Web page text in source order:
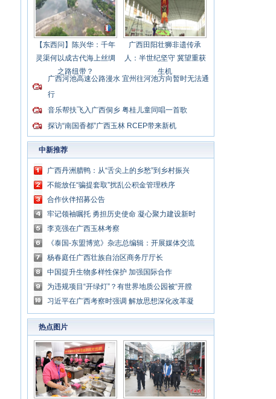
【东西问】陈兴华：千年
灵渠何以成古代海上丝绸
之路纽带？
广西田阳壮狮非遗传承
人：半世纪坚守 冀望重获
生机
广西河池高速公路漫水 宜州往河池方向暂时无法通
行
音乐帮扶飞入广西侗乡 粤桂儿童同唱一首歌
探访“南国香都”广西玉林 RCEP带来新机
中新推荐
广西丹洲腊鸭：从“舌尖上的乡愁”到乡村振兴
的“利器”
不能放任“骗提套取”扰乱公积金管理秩序
合作伙伴招募公告
牢记领袖嘱托 勇担历史使命 凝心聚力建设新时
代中国特色社会主义壮美广西
李克强在广西玉林考察
《泰国-东盟博览》杂志总编辑：开展媒体交流
讲好中国与东盟合作故事
杨春庭任广西壮族自治区商务厅厅长
中国提升生物多样性保护 加强国际合作
为违规项目“开绿灯”？有世界地质公园被“开膛
破肚”
习近平在广西考察时强调 解放思想深化改革凝
心聚力担当实干 建设新时代中国特色社会主义
壮美
热点图片